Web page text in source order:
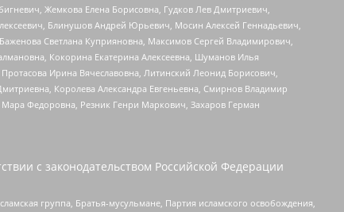
Жемкова Елена Борисовна, Гудков Лев Дмитриевич,
Блинушов Андрей Юрьевич, Мосин Алексей Геннадьевич,
Светлана Куприяновна, Максимов Сергей Владимирович,
Кокорина Екатерина Алексеевна, Шуманов Илья
Ирина Вячеславовна, Литинский Леонид Борисович,
Королева Александра Евгеньевна, Смирнов Владимир
Федоровна, Резник Генри Маркович, Захаров Герман
с законодательством Российской Федерации
группа, Братья-мусульмане, Партия исламского освобождения,